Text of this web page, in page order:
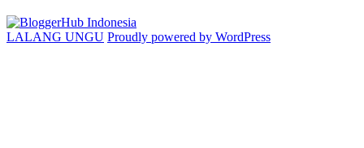
LALANG UNGU Proudly powered by WordPress